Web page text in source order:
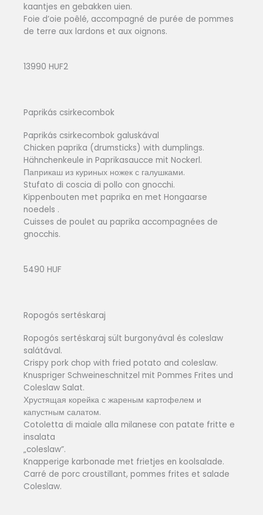
kaantjes en gebakken uien.
Foie d’oie poêlé, accompagné de purée de pommes
de terre aux lardons et aux oignons.
13990 HUF2
Paprikás csirkecombok
Paprikás csirkecombok galuskával
Chicken paprika (drumsticks) with dumplings.
Hähnchenkeule in Paprikasaucce mit Nockerl.
Паприкаш из куриных ножек с галушками.
Stufato di coscia di pollo con gnocchi.
Kippenbouten met paprika en met Hongaarse
noedels .
Cuisses de poulet au paprika accompagnées de
gnocchis.
5490 HUF
Ropogós sertéskaraj
Ropogós sertéskaraj sült burgonyával és coleslaw
salátával.
Crispy pork chop with fried potato and coleslaw.
Knuspriger Schweineschnitzel mit Pommes Frites und
Coleslaw Salat.
Хрустящая корейка с жареным картофелем и
капустным салатом.
Cotoletta di maiale alla milanese con patate fritte e
insalata
„coleslaw”.
Knapperige karbonade met frietjes en koolsalade.
Carré de porc croustillant, pommes frites et salade
Coleslaw.